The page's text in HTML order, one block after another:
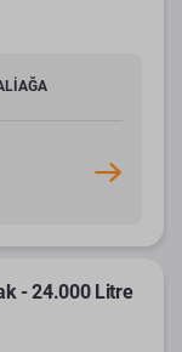
- 24.000 Litre